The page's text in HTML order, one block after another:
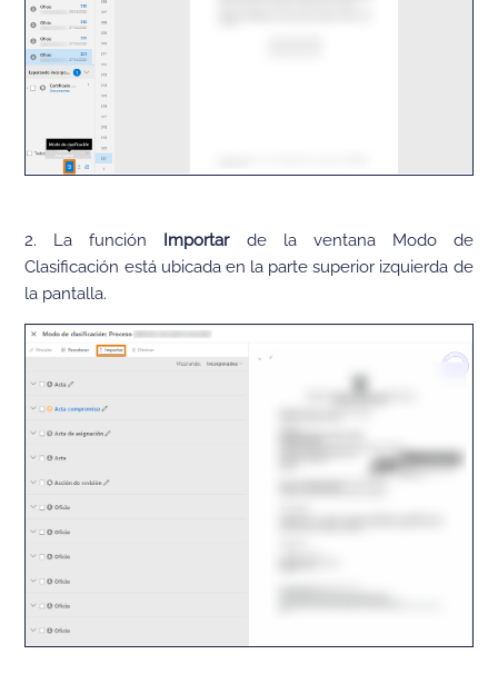
2. La función Importarde la ventana Modo de
Clasificación está ubicada en la parte superior izquierda de
la pantalla.